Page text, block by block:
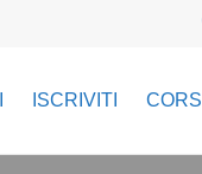
ISCRIVITI CORSI